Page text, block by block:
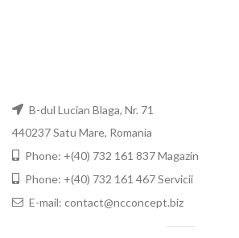
B-dul Lucian Blaga, Nr. 71
440237 Satu Mare, Romania
Phone: +(40) 732 161 837 Magazin
Phone: +(40) 732 161 467 Servicii
E-mail: contact@ncconcept.biz